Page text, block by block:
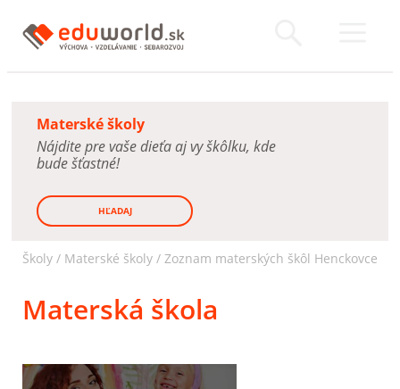
Materské školy
Nájdite pre vaše dieťa aj vy škôlku, kde
bude šťastné!
HĽADAJ
Školy / Materské školy / Zoznam materských škôl Henckovce
Materská škola